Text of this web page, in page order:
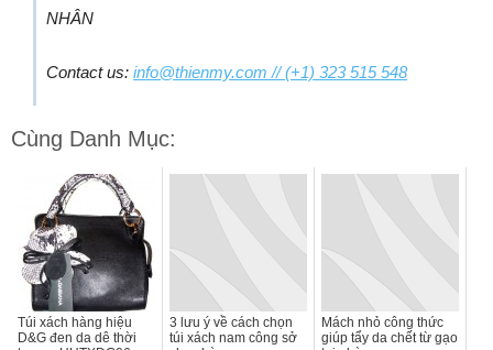
NHÂN
Contact us: info@thienmy.com // (+1) 323 515 548
Cùng Danh Mục:
Túi xách hàng hiệu
D&G đen da dê thời
3 lưu ý về cách chọn
túi xách nam công sở
Mách nhỏ công thức
giúp tẩy da chết từ gạo